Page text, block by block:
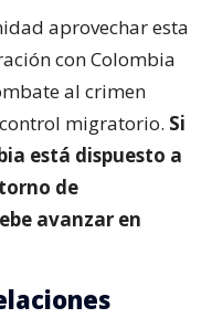
aprovechar esta
con Colombia
al crimen
migratorio. Si
está dispuesto a
de
avanzar en